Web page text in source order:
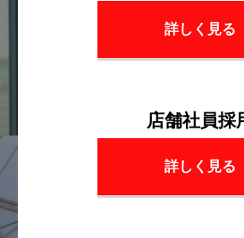
詳しく見る
店舗社員採
詳しく見る